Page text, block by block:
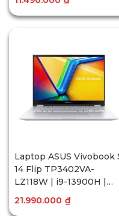
Intel® UHD Graphics | 14
inch WUXGA Cảm Ứng |
Laptop ASUS Vivobook
14 Flip TP3402VA-
LZ118W | i9-13900H |
RAM 16GB | 512GB SSD |
Intel® Iris® Xe Graphics
21.990.000 ₫